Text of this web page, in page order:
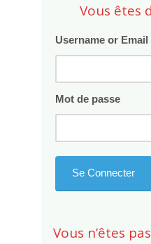
Vous êtes
Username or Email
Mot de passe
Vous n’êtes